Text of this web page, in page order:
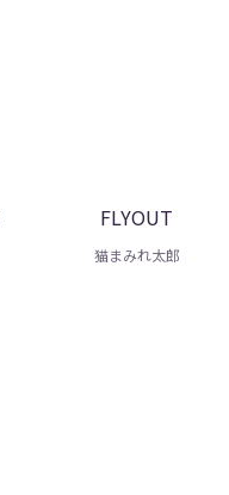
FLYOUT
猫まみれ太郎